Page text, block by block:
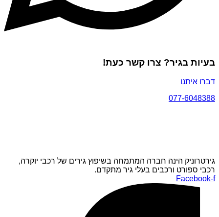
בעיות בגיר? צרו קשר כעת!
דברו איתנו
077-6048388
גירטרוניק הינה חברה המתמחה בשיפוץ גירים של רכבי יוקרה,
רכבי ספורט ורכבים בעלי גיר מתקדם.
Facebook-f